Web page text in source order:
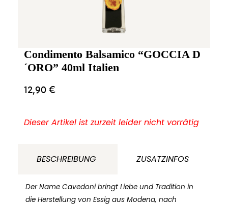
Condimento Balsamico “GOCCIA D
´ORO” 40ml Italien
12,90€
Dieser Artikel ist zurzeit leider nicht vorrätig
BESCHREIBUNG ZUSATZINFOS
Der Name Cavedoni bringt Liebe und Tradition in
die Herstellung von Essig aus Modena, nach